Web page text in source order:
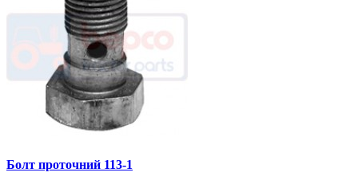
Болт проточний 113-1